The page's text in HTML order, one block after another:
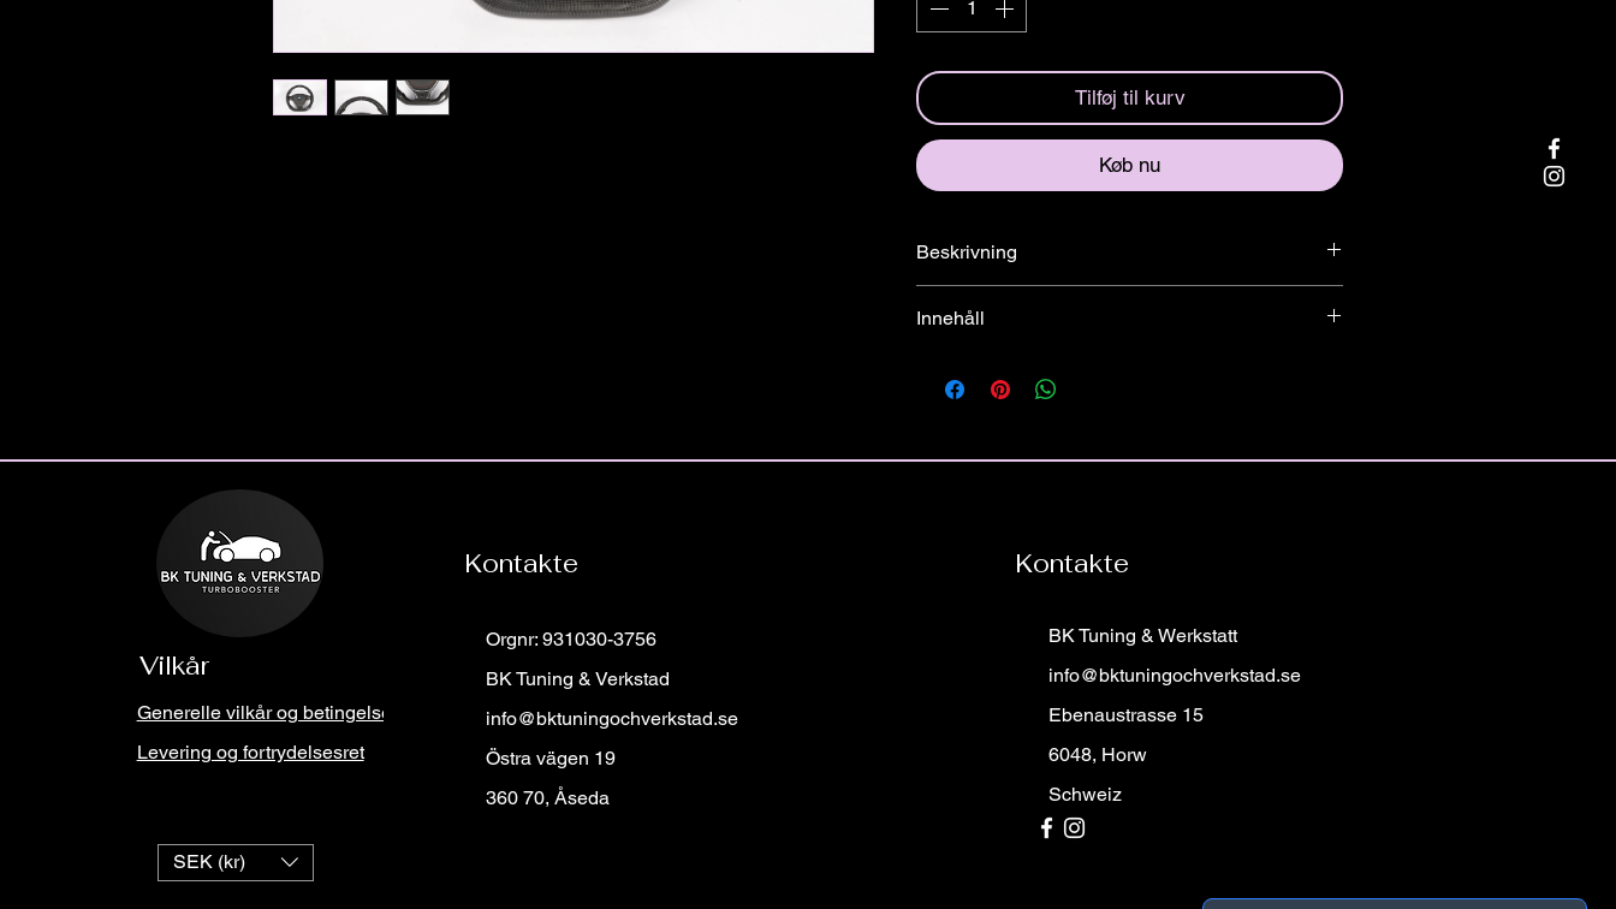
Tilføj til kurv
Køb nu
Beskrivning
skriv registreringsnumret för bilen du beställer din
formuläret samt bifoga en bild på vilken ratt du önskar
Innehåll
Vilkår
Generelle vilkår og betingelser
Levering og fortrydelsesret
SEK (kr)
Kontakte
Orgnr: 931030-3756
BK Tuning & Verkstad
info@bktuningochverkstad.se
Östra vägen 19
360 70, Åseda
Kontakte
BK Tuning & Werkstatt
info@bktuningochverkstad.se
Ebenaustrasse 15
6048, Horw
Schweiz